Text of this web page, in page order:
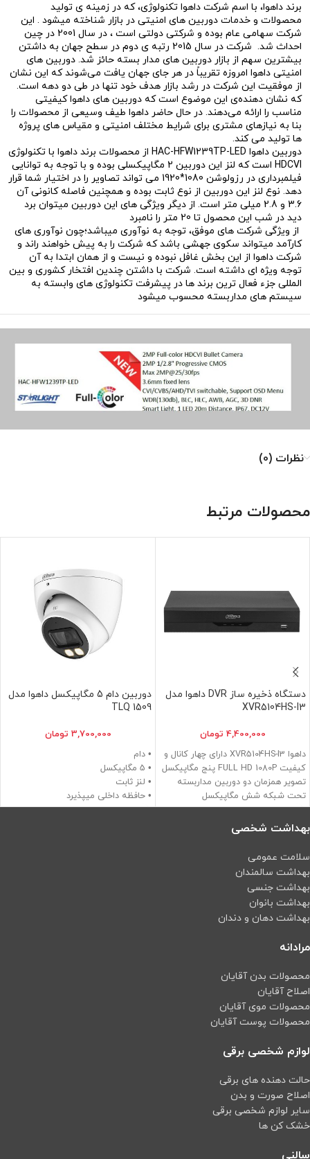
برند داهوا، با اسم شرکت داهوا تکنولوژی، که در زمینه ی تولید
محصولات و خدمات دوربین های امنیتی در بازار شناخته میشود . این
شرکت سهامی عام بوده و شرکتی دولتی است ، در سال 2001 در چین
احداث شد. شرکت در سال 2015 رتبه ی دوم در سطح جهان به داشتن
بیشترین سهم از بازار دوربین های مدار بسته حائز شد. دوربین های
امنیتی داهوا امروزه تقریباً در هر جای جهان یافت می‌شوند که این نشان
از موفقیت این شرکت در رشد بازار هدف خود تنها در طی دو دهه است.
که نشان دهنده‌ی این موضوع است که دوربین های داهوا کیفیتی
مناسب را ارائه می‌دهند. در حال حاضر داهوا طیف وسیعی از محصولات را
بنا به نیازهای مشتری برای شرایط مختلف امنیتی و مقیاس های پروژه
ها تولید می کند.
دوربین داهوا HAC-HFW1239TP-LED از محصولات برند داهوا با تکنولوژی
HDCVI است که لنز این دوربین 2 مگاپیکسلی بوده و با توجه به توانایی
فیلمبرداری در رزولوشن 1080*1920 می تواند تصاویر را در اختیار شما قرار
دهد. نوع لنز این دوربین از نوع ثابت بوده و همچنین فاصله کانونی آن
3.6 و 2.8 میلی متر است. از دیگر ویژگی های این دوربین میتوان برد
دید در شب این محصول تا 20 متر را نامبرد
از ویژگی شرکت های موفق، توجه به نوآوری میباشد؛چون نوآوری های
کارآمد میتواند سکوی جهشی باشد که شرکت را به پیش خواهند راند و
شرکت داهوا از این بخش غافل نبوده و نیست و از همان ابتدا به آن
توجه ویژه ای داشته است. شرکت با داشتن چندین افتخار کشوری و بین
المللی جزء فعال ترین برند ها در پیشرفت تکنولوژی های وابسته به
سیستم های مداربسته محسوب میشود
نظرات (0)
محصولات مرتبط
دستگاه ذخیره ساز DVR داهوا مدل
XVR5104HS-I3
4,400,000 تومان
داهوا XVR5104HS-I3 دارای چهار کانال و
کیفیت FULL HD 1080P پنج مگاپیکسل
تصویر همزمان دو دوربین مداربسته
تحت شبکه شش مگاپیکسل
قابلیت پشتیبانی از دوربین مداربسته و
پایه PTZ
پشتیبانی می کند.
بر ثانیه، 10/100 مگابیت بر ثانیه
HDMI، VGA، USB 2.0، BNC
دارای قابلیت wizsense
پشتیبانی هارد تا شش ترابایت
دوربین دام 5 مگاپیکسل داهوا مدل
1509 TLQ
3,700,000 تومان
• دام
• 5 مگاپیکسل
• لنز ثابت
• حافظه داخلی میپذیرد
• دید در شب 30 متر
بهداشت شخصی
سلامت عمومی
بهداشت سالمندان
بهداشت جنسی
بهداشت بانوان
بهداشت دهان و دندان
مرادانه
محصولات بدن آقایان
اصلاح آقایان
محصولات موی آقایان
محصولات پوست آقایان
لوازم شخصی برقی
حالت دهنده های برقی
اصلاح صورت و بدن
سایر لوازم شخصی برقی
خشک کن ها
سالنی